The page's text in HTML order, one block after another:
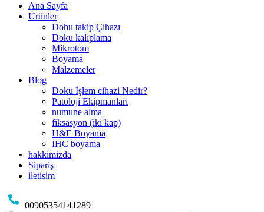
Ana Sayfa
Ürünler
Dohu takip Çihazı
Doku kalıplama
Mikrotom
Boyama
Malzemeler
Blog
Doku İşlem cihazi Nedir?
Patoloji Ekipmanları
numune alma
fiksasyon (iki kap)
H&E Boyama
IHC boyama
hakkimizda
Sipariş
iletisim
00905354141289